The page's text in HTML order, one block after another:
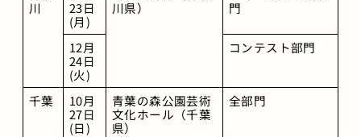
川
23日
(月)
川県）
門
12月
24日
(火)
コンテスト部門
千葉
10月
27日
(日)
青葉の森公園芸術
文化ホール（千葉
県）
全部門